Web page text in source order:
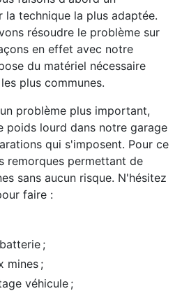
la technique la plus adaptée.
résoudre le problème sur
en effet avec notre
du matériel nécessaire
plus communes.
problème plus important,
poids lourd dans notre garage
qui s'imposent. Pour ce
remorques permettant de
sans aucun risque. N'hésitez
faire :
;
mines ;
véhicule ;